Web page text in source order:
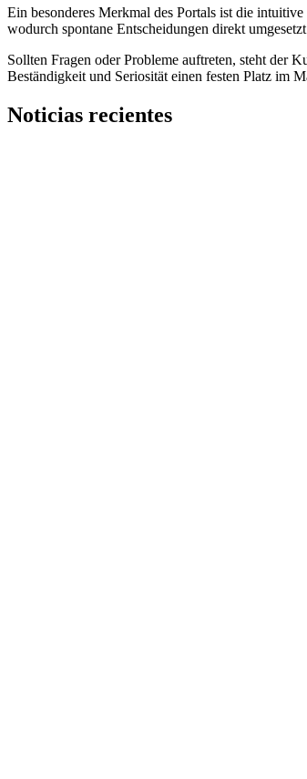
Ein besonderes Merkmal des Portals ist die
wodurch spontane Entscheidungen direkt
Sollten Fragen oder Probleme auftreten, steht der
Beständigkeit und Seriosität einen festen Platz im
Noticias recientes